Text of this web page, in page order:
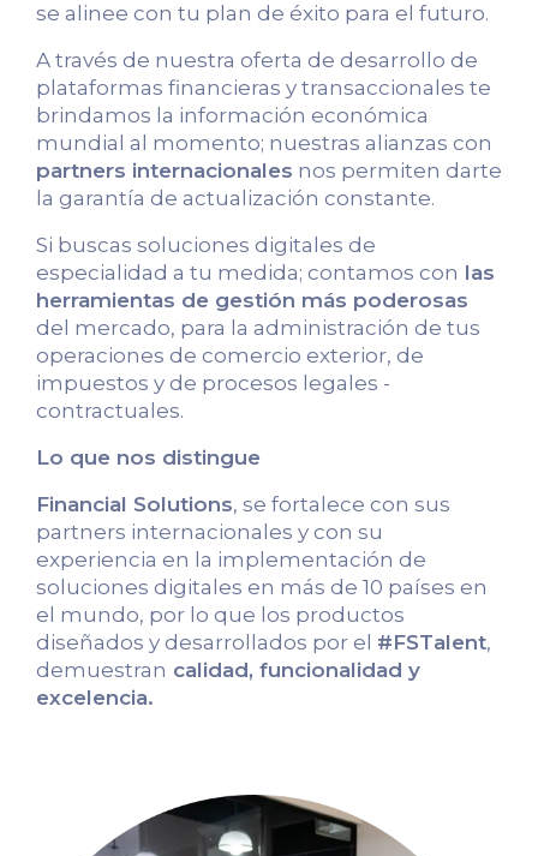
se alinee con tu plan de éxito para el futuro.
A través de nuestra oferta de desarrollo de
plataformas financieras y transaccionales te
brindamos la información económica
mundial al momento; nuestras alianzas con
partners internacionales nos permiten darte
la garantía de actualización constante.
Si buscas soluciones digitales de
especialidad a tu medida; contamos con las
herramientas de gestión más poderosas
del mercado, para la administración de tus
operaciones de comercio exterior, de
impuestos y de procesos legales -
contractuales.
Lo que nos distingue
Financial Solutions, se fortalece con sus
partners internacionales y con su
experiencia en la implementación de
soluciones digitales en más de 10 países en
el mundo, por lo que los productos
diseñados y desarrollados por el #FSTalent,
demuestran calidad, funcionalidad y
excelencia.